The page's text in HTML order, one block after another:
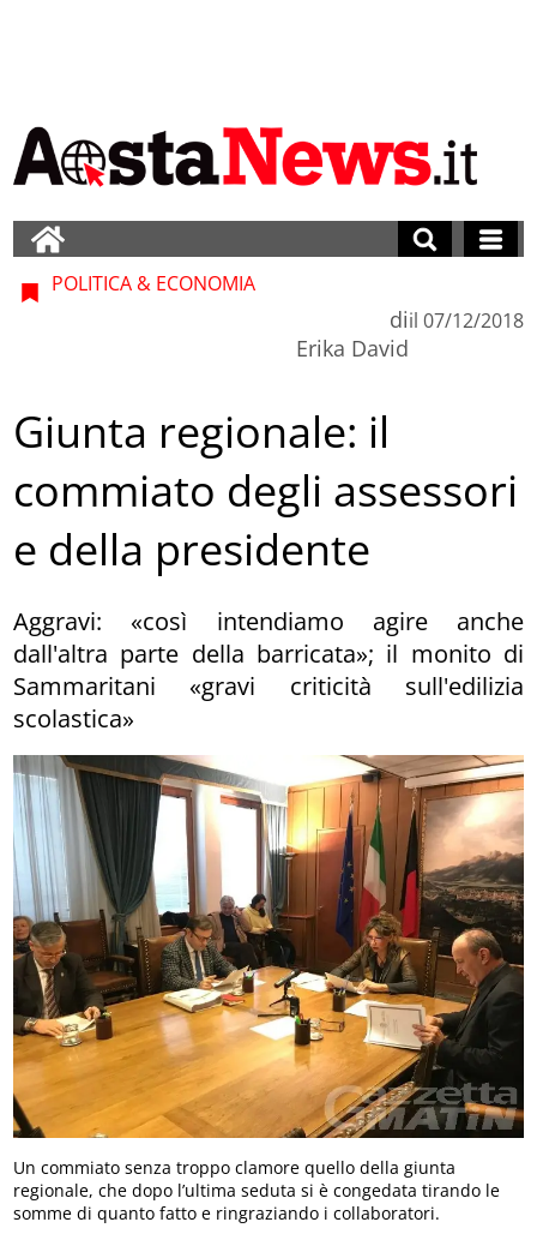
POLITICA & ECONOMIA
di
Erika David
il 07/12/2018
Giunta regionale: il
commiato degli assessori
e della presidente
Aggravi: «così intendiamo agire anche
dall'altra parte della barricata»; il monito di
Sammaritani «gravi criticità sull'edilizia
scolastica»
Un commiato senza troppo clamore quello della giunta
regionale, che dopo l’ultima seduta si è congedata tirando le
somme di quanto fatto e ringraziando i collaboratori.